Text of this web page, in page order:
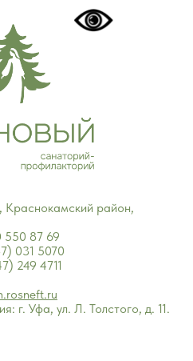
Краснокамский район,
550 87 69
031 5070
249 4711
г. Уфа, ул. Л. Толстого, д. 11.